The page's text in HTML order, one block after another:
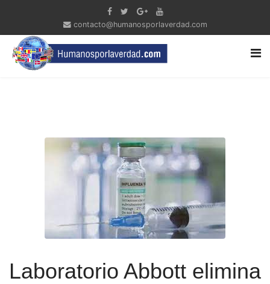
contacto@humanosporlaverdad.com
Laboratorio Abbott elimina